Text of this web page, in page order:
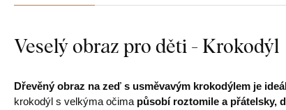
Veselý obraz pro děti - Krokodýl
Dřevěný obraz na zeď s usměvavým krokodýlem je
krokodýl s velkýma očima působí roztomile a přátelsky,